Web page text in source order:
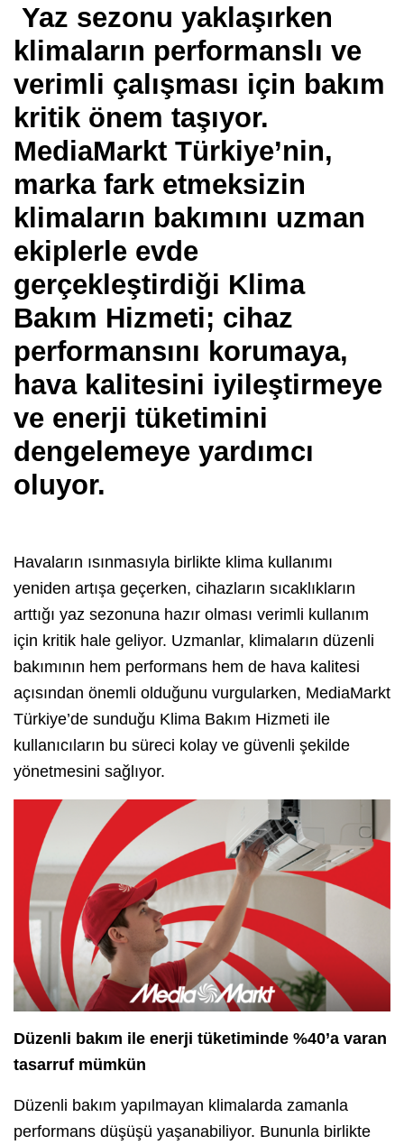
Yaz sezonu yaklaşırken
klimaların performanslı ve
verimli çalışması için bakım
kritik önem taşıyor.
MediaMarkt Türkiye’nin,
marka fark etmeksizin
klimaların bakımını uzman
ekiplerle evde
gerçekleştirdiği Klima
Bakım Hizmeti; cihaz
performansını korumaya,
hava kalitesini iyileştirmeye
ve enerji tüketimini
dengelemeye yardımcı
oluyor.
Havaların ısınmasıyla birlikte klima kullanımı
yeniden artışa geçerken, cihazların sıcaklıkların
arttığı yaz sezonuna hazır olması verimli kullanım
için kritik hale geliyor. Uzmanlar, klimaların düzenli
bakımının hem performans hem de hava kalitesi
açısından önemli olduğunu vurgularken, MediaMarkt
Türkiye’de sunduğu Klima Bakım Hizmeti ile
kullanıcıların bu süreci kolay ve güvenli şekilde
yönetmesini sağlıyor.
Düzenli bakım ile enerji tüketiminde %40’a varan
tasarruf mümkün
Düzenli bakım yapılmayan klimalarda zamanla
performans düşüşü yaşanabiliyor. Bununla birlikte